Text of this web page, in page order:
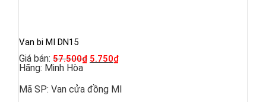
Van bi MI DN15
Giá bán: 57.500₫ 5.750₫
Hãng: Minh Hòa
Mã SP: Van cửa đồng MI